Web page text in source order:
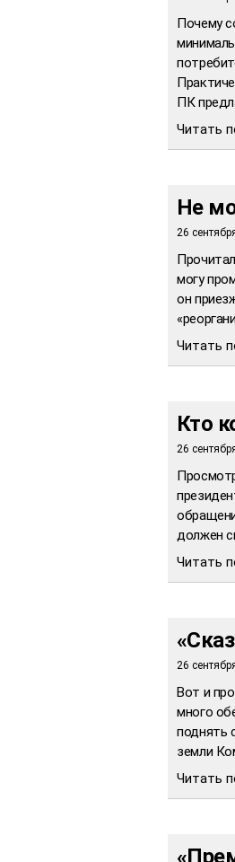
Почему
ПК
Читать
Не
26
могу
он
Читать
Кто
26
должен
Читать
26
Вот и
много
поднять
земли
Читать